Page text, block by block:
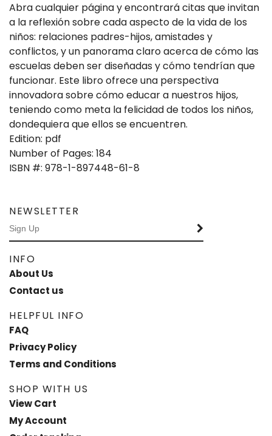
Abra cualquier página y encontrará citas que invitan
a la reflexión sobre cada aspecto de la vida de los
niños: relaciones padres-hijos, amistades y
conflictos, y un panorama claro acerca de cómo las
escuelas deben ser diseñadas y cómo tendrían que
funcionar. Este libro ofrece una perspectiva
innovadora sobre cómo educar a nuestros hijos,
teniendo como meta la felicidad de todos los niños,
dondequiera que ellos se encuentren.
Edition: pdf
Number of Pages: 184
ISBN #: 978-1-897448-61-8
NEWSLETTER
INFO
About Us
Contact us
HELPFUL INFO
FAQ
Privacy Policy
Terms and Conditions
SHOP WITH US
View Cart
My Account